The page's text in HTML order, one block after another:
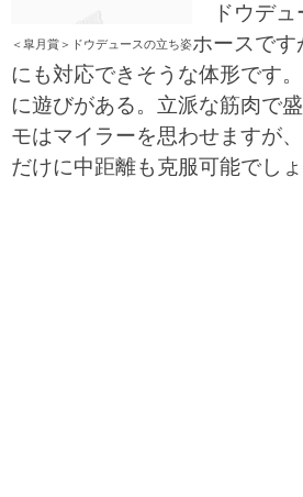
＜皐月賞＞ドウデュースの立ち姿
ドウデュ
ホースで
にも対応できそうな体形です
に遊びがある。立派な筋肉で
モはマイラーを思わせますが
だけに中距離も克服可能でしょ